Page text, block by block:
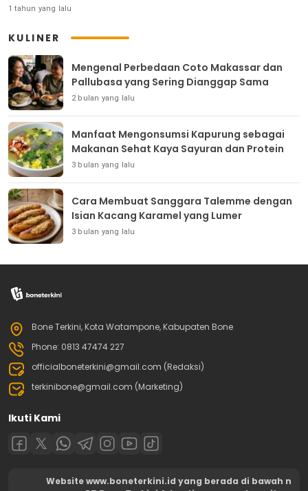
1 tahun yang lalu
KULINER
Mengenal Perbedaan Coto Makassar dan
Pallubasa yang Sering Dianggap Sama
2 bulan yang lalu
Manfaat Mengonsumsi Kapurung sebagai
Makanan Sehat Kaya Sayuran dan Protein
3 bulan yang lalu
Cara Membuat Sanggara Talemme dengan
Isian Kacang Karamel yang Lumer
3 bulan yang lalu
Bone Terkini, Kota Watampone, Kabupaten Bone
Phone: 0813 47474 227
officialboneterkini@gmail.com (Redaksi)
terkinibone@gmail.com (Marketing)
Ikuti Kami
Website www.boneterkini.id yang berada di bawah n